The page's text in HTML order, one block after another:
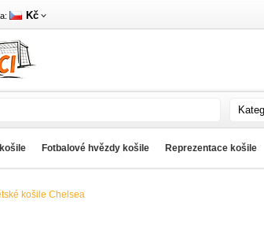
Kč
Fotbalové hvězdy košile Reprezentace košile
košile Chelsea